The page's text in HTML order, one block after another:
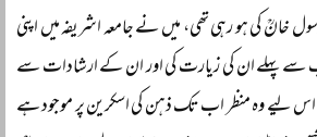
خانؒ کی ہو رہی تھی، میں نے جامعہ اشریفہ میں اپنی
سے پہلے ان کی زیارت کی اور ان کے ارشادات سے
اس لیے وہ منظر اب تک ذہن کی اسکرین پر موجود ہے